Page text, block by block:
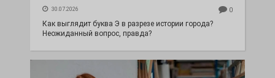
30.07.2026 0
Как выглядит буква Э в разрезе истории города?
Неожиданный вопрос, правда?